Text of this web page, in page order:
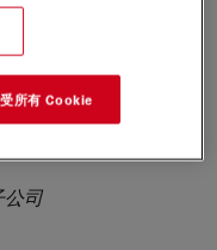
applications. ATTO
to a substrate
of +1
is
公司
所有 Cookie